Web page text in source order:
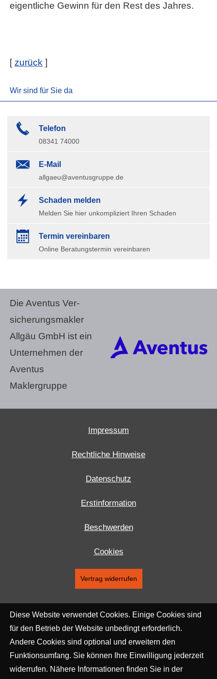
eigentliche Gewinn für den Rest des Jahres.
[zurück ]
Wir sind für Sie da
Telefon
08341 74000
E-Mail
allgaeu@aventusgruppe.de
Schaden melden
Melden Sie hier unkompliziert Ihren Schaden
Termin ver­ein­baren
Online Beratungstermin vereinbaren
Die Aventus Ver­
sicherungs­makler
Allgäu GmbH ist ein
Unternehmen der
Aventus
Maklergruppe
Impressum
Rechtliche Hinweise
Datenschutz
Erstinformation
Beschwerden
Cookies
Vertrag widerrufen
Diese Website verwendet Cookies. Einige Cookies sind
für den Betrieb der Website unbedingt erforderlich.
Andere Cookies sind optional und erweitern den
Funktionsumfang. Sie können Ihre Einwilligung jederzeit
widerrufen. Nähere Informationen finden Sie in der